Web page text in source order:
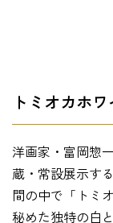
トミオカホ
洋画家・富岡惣
蔵・常設展示す
間の中で「トミ
秘めた独特の白